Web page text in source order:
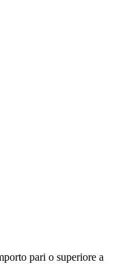
pari o superiore a